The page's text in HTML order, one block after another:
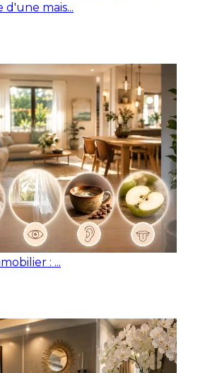
mais...
: ...